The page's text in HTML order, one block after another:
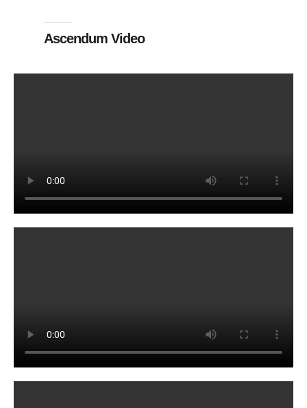
Ascendum Video